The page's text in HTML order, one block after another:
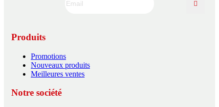
Produits
Promotions
Nouveaux produits
Meilleures ventes
Notre société